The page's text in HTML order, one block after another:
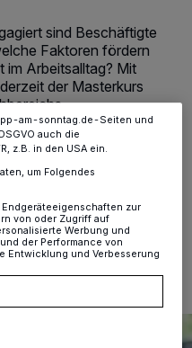
sind Beschäftigte
Faktoren fördern
im Arbeitsalltag? Mit
der Masterkurs
der Hochschule
eines
Lesezeit
relevant für Sie. Sie können
um Ihre Einstellungen zu
indem Sie auf den Link
Rand der Webseite klicken.
Website. Weitere
am-sonntag.de-Seiten und
auch die
z.B. in den USA ein.
um Folgendes
zur
von oder Zugriff auf
Werbung und
der Performance von
Entwicklung und Verbesserung